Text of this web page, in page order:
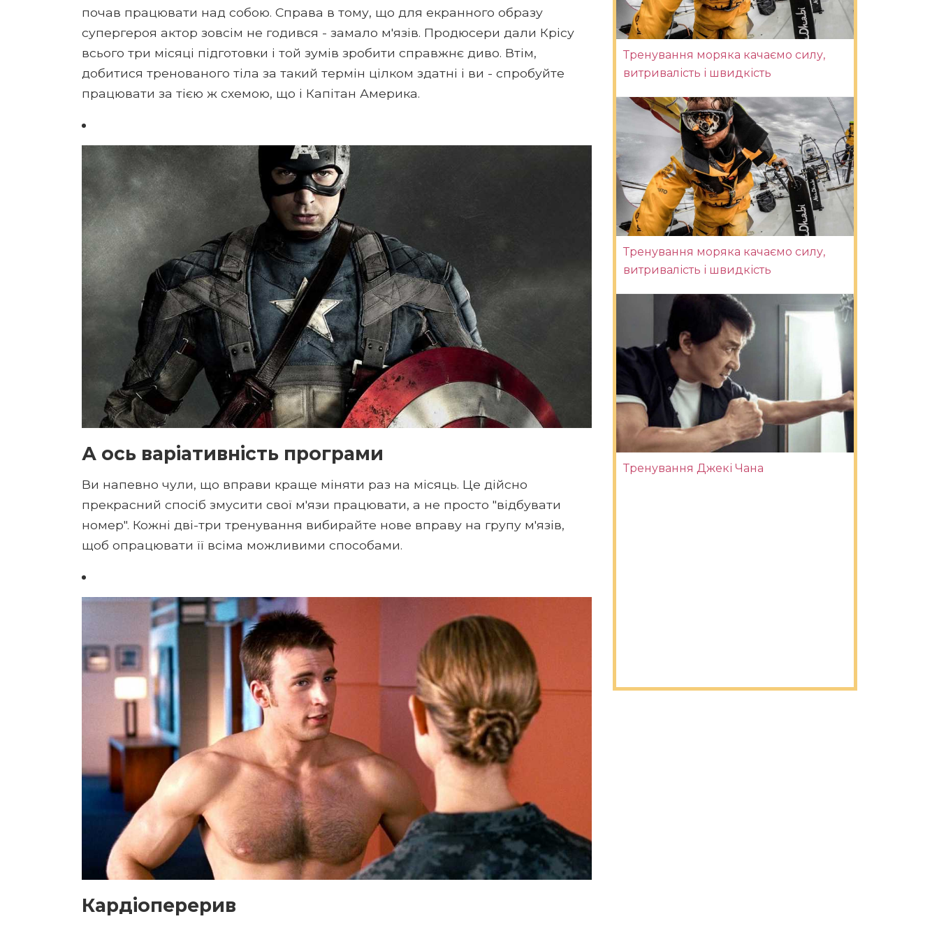
почав працювати над собою. Справа в тому, що для екранного образу
супергероя актор зовсім не годився - замало м'язів. Продюсери дали Крісу
всього три місяці підготовки і той зумів зробити справжнє диво. Втім,
добитися тренованого тіла за такий термін цілком здатні і ви - спробуйте
працювати за тією ж схемою, що і Капітан Америка.
А ось варіативність програми
Ви напевно чули, що вправи краще міняти раз на місяць. Це дійсно
прекрасний спосіб змусити свої м'язи працювати, а не просто "відбувати
номер". Кожні дві-три тренування вибирайте нове вправу на групу м'язів,
щоб опрацювати її всіма можливими способами.
Кардіоперерив
Тренування моряка качаємо силу,
витривалість і швидкість
Тренування моряка качаємо силу,
витривалість і швидкість
Тренування Джекі Чана